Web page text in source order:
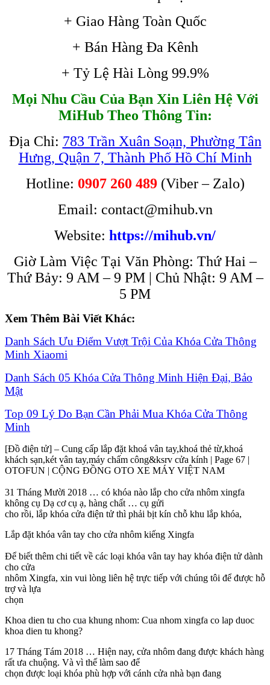
+ Giao Hàng Toàn Quốc
+ Bán Hàng Đa Kênh
+ Tỷ Lệ Hài Lòng 99.9%
Mọi Nhu Cầu Của Bạn Xin Liên Hệ Với
MiHub Theo Thông Tin:
Địa Chỉ: 783 Trần Xuân Soạn, Phường Tân
Hưng, Quận 7, Thành Phố Hồ Chí Minh
Hotline: 0907 260 489(Viber – Zalo)
Email: contact@mihub.vn
Website: https://mihub.vn/
Giờ Làm Việc Tại Văn Phòng: Thứ Hai –
Thứ Bảy: 9 AM – 9 PM | Chủ Nhật: 9 AM –
5 PM
Xem Thêm Bài Viết Khác:
Danh Sách Ưu Điểm Vượt Trội Của Khóa Cửa Thông
Minh Xiaomi
Danh Sách 05 Khóa Cửa Thông Minh Hiện Đại, Bảo
Mật
Top 09 Lý Do Bạn Cần Phải Mua Khóa Cửa Thông
Minh
[Đồ điện tử] – Cung cấp lắp đặt khoá vân tay,khoá thẻ từ,khoá
khách sạn,két vân tay,máy chấm công&ksrv cửa kính | Page 67 |
OTOFUN | CỘNG ĐỒNG OTO XE MÁY VIỆT NAM
31 Tháng Mười 2018 … có khóa nào lắp cho cửa nhôm xingfa
không cụ Dạ cơ cụ ạ, hàng chất … cụ gửi
cho rồi, lắp khóa cửa điện tử thì phải bịt kín chỗ khu lắp khóa,
Lắp đặt khóa vân tay cho cửa nhôm kiếng Xingfa
Để biết thêm chi tiết về các loại khóa vân tay hay khóa điện tử dành
cho cửa
nhôm Xingfa, xin vui lòng liên hệ trực tiếp với chúng tôi để được hỗ
trợ và lựa
chọn
Khoa dien tu cho cua khung nhom: Cua nhom xingfa co lap duoc
khoa dien tu khong?
17 Tháng Tám 2018 … Hiện nay, cửa nhôm đang được khách hàng
rất ưa chuộng. Và vì thế làm sao để
chọn được loại khóa phù hợp với cánh cửa nhà bạn đang